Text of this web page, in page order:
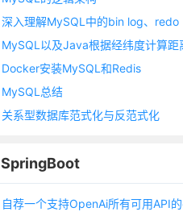
深入理解MySQL中的bin log、
MySQL以及Java根据经纬度计算距
Docker安装MySQL和Redis
MySQL总结
关系型数据库范式化与反范式化
SpringBoot